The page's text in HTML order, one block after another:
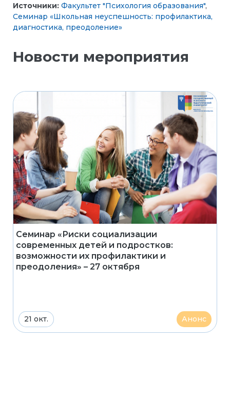
Источники: Факультет "Психология образования",
Семинар «Школьная неуспешность: профилактика,
диагностика, преодоление»
Новости мероприятия
Семинар «Риски социализации
современных детей и подростков:
возможности их профилактики и
преодоления» – 27 октября
21 окт. Анонс